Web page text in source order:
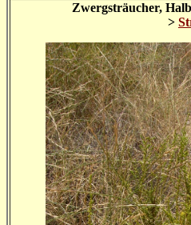
Zwergsträucher,
>